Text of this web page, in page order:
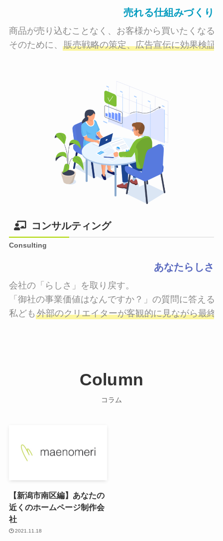
売れる仕組みづくり
商品が売り込むことなく、お客様から買いたくなる
そのために、 販売戦略の策定、広告宣伝に効果検証
コンサルティング
Consulting
あなたらしさ
会社の「らしさ」を取り戻す。
「御社の事業価値はなんですか？」の質問に答える
私ども 外部のクリエイターが客観的に見ながら最終
Column
コラム
【新潟市南区編】あなたの
近くのホームページ制作会
社
2021.11.18